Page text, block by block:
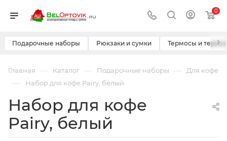
0
Подарочные наборы Рюкзаки и сумки Термосы и ›
Главная — Каталог — Подарочные наборы — Для кофе
— Набор для кофе Pairy, белый
Набор для кофе
Pairy, белый